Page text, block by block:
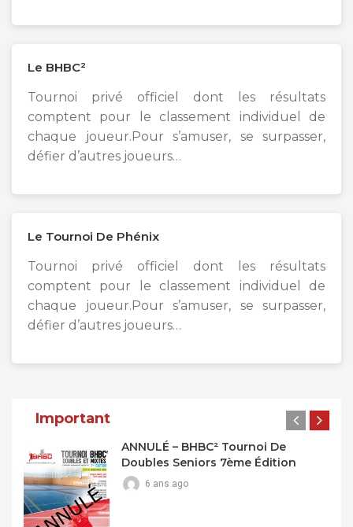
Le BHBC²
Tournoi privé officiel dont les résultats
comptent pour le classement individuel de
chaque joueur.Pour s’amuser, se surpasser,
défier d’autres joueurs…
Le Tournoi De Phénix
Tournoi privé officiel dont les résultats
comptent pour le classement individuel de
chaque joueur.Pour s’amuser, se surpasser,
défier d’autres joueurs…
Articles
Important
ANNULÉ – BHBC² Tournoi De
Doubles Seniors 7ème Édition
6 ans ago